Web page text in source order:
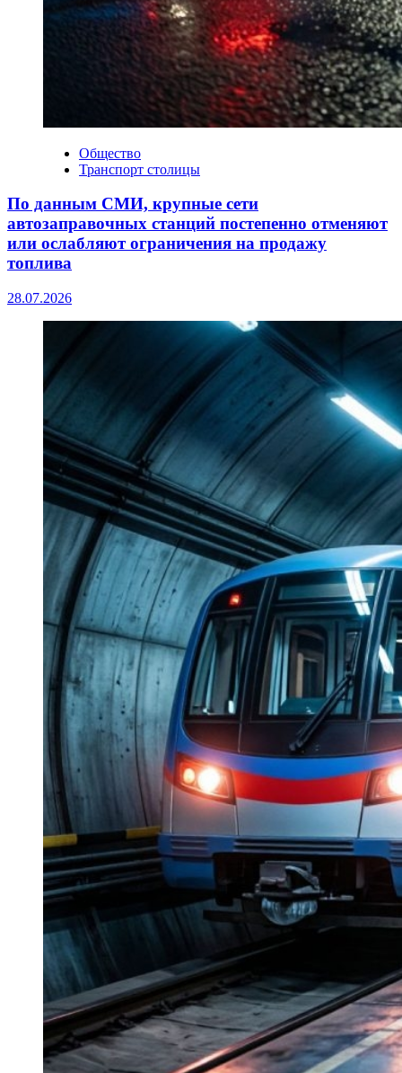
Общество
Транспорт столицы
По данным СМИ, крупные сети
автозаправочных станций постепенно отменяют
или ослабляют ограничения на продажу
топлива
28.07.2026